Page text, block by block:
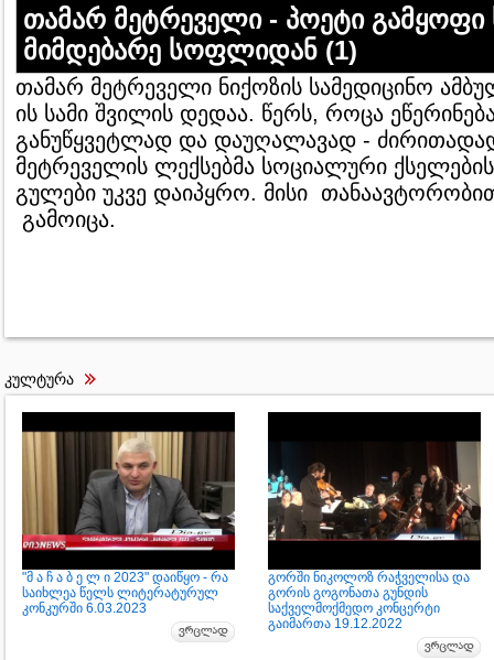
თამარ მეტრეველი - პოეტი გამყოფი
მიმდებარე სოფლიდან (1)
თამარ მეტრეველი ნიქოზის სამედიცინო
ის სამი შვილის დედაა. წერს, როცა
განუწყვეტლად და დაუღალავად -
მეტრეველის ლექსებმა სოციალური
გულები უკვე დაიპყრო. მისი
გამოიცა.
კულტურა
"მ ა ჩ ა ბ ე ლ ი 2023" დაიწყო - რა
საიხლეა წელს ლიტერატურულ
კონკურში 6.03.2023
გორში ნიკოლოზ რაჭველისა და
გორის გოგონათა გუნდის
საქველმოქმედო კონცერტი
გაიმართა 19.12.2022